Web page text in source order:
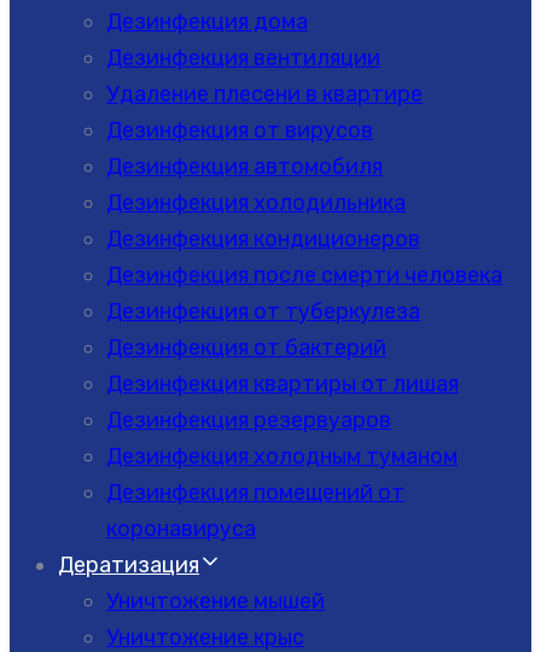
Дезинфекция дома
Дезинфекция вентиляции
Удаление плесени в квартире
Дезинфекция от вирусов
Дезинфекция автомобиля
Дезинфекция холодильника
Дезинфекция кондиционеров
Дезинфекция после смерти человека
Дезинфекция от туберкулеза
Дезинфекция от бактерий
Дезинфекция квартиры от лишая
Дезинфекция резервуаров
Дезинфекция холодным туманом
Дезинфекция помещений от
коронавируса
Дератизация
Уничтожение мышей
Уничтожение крыс